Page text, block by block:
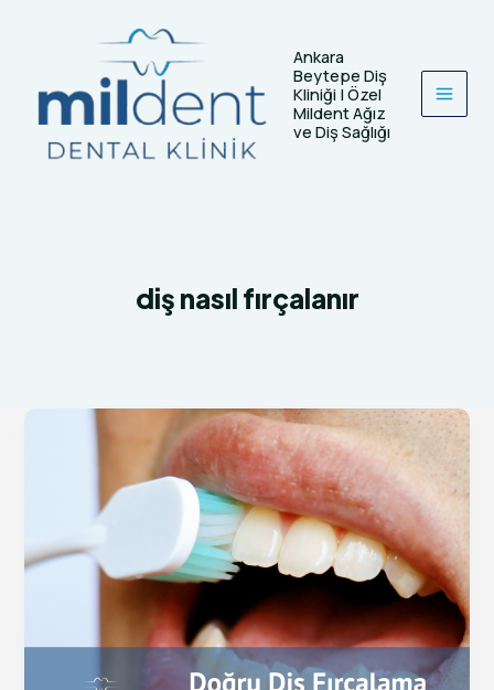
Ankara
Beytepe Diş
Kliniği | Özel
Mildent Ağız
ve Diş Sağlığı
diş nasıl fırçalanır